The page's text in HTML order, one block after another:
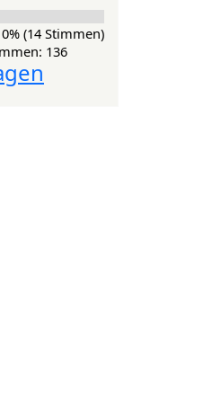
(14 Stimmen)
136